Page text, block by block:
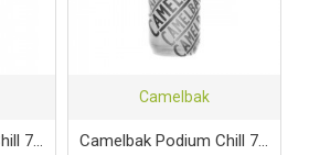
Camelbak Podium Chill 710ml Navy Stripe
Camelbak
Camelbak Podium Chill 710ml Race Edition